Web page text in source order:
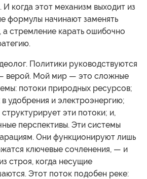
И когда этот механизм выходит из
формулы начинают заменять
а стремление карать ошибочно
Политики руководствуются
верой. Мой мир — это сложные
потоки природных ресурсов;
удобрения и электроэнергию;
эти потоки; и,
перспективы. Эти системы
Они функционируют лишь
ключевые сочленения, — и
строя, когда несущие
Этот поток подобен реке: